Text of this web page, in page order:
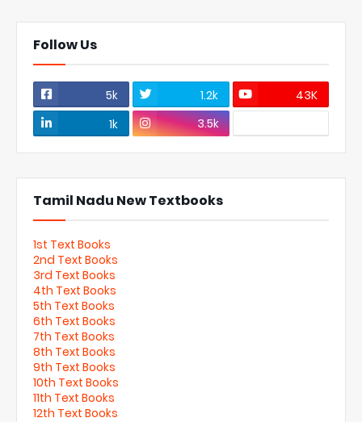
Follow Us
5k 1.2k
43K
1k
3.5k
Tamil Nadu New Textbooks
1st Text Books
2nd Text Books
3rd Text Books
4th Text Books
5th Text Books
6th Text Books
7th Text Books
8th Text Books
9th Text Books
10th Text Books
11th Text Books
12th Text Books